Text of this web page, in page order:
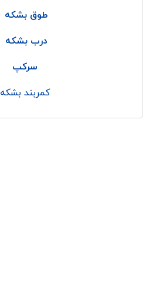
طوق بشکه
درب بشکه
سرکپ
کمربند بشکه